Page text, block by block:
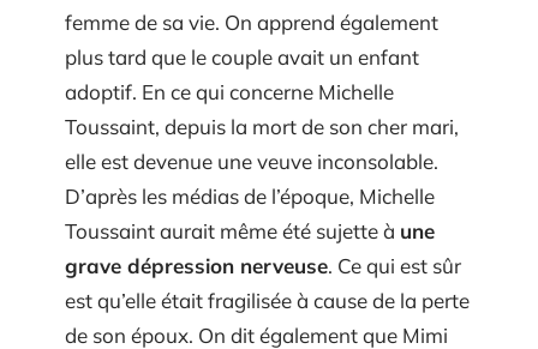
femme de sa vie. On apprend également
plus tard que le couple avait un enfant
adoptif. En ce qui concerne Michelle
Toussaint, depuis la mort de son cher mari,
elle est devenue une veuve inconsolable.
D’après les médias de l’époque, Michelle
Toussaint aurait même été sujette à une
grave dépression nerveuse. Ce qui est sûr
est qu’elle était fragilisée à cause de la perte
de son époux. On dit également que Mimi